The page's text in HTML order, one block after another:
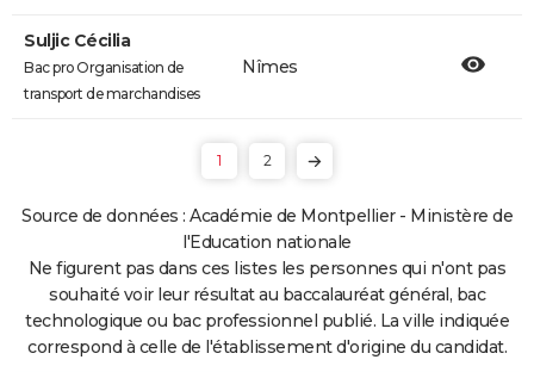
Suljic Cécilia
Bac pro Organisation de
transport de marchandises
Nîmes
1 2
Source de données : Académie de Montpellier - Ministère de
l'Education nationale
Ne figurent pas dans ces listes les personnes qui n'ont pas
souhaité voir leur résultat au baccalauréat général, bac
technologique ou bac professionnel publié. La ville indiquée
correspond à celle de l'établissement d'origine du candidat.